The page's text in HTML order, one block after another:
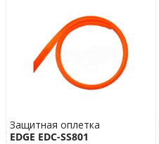
Защитная оплетка
EDGE EDC-SS801